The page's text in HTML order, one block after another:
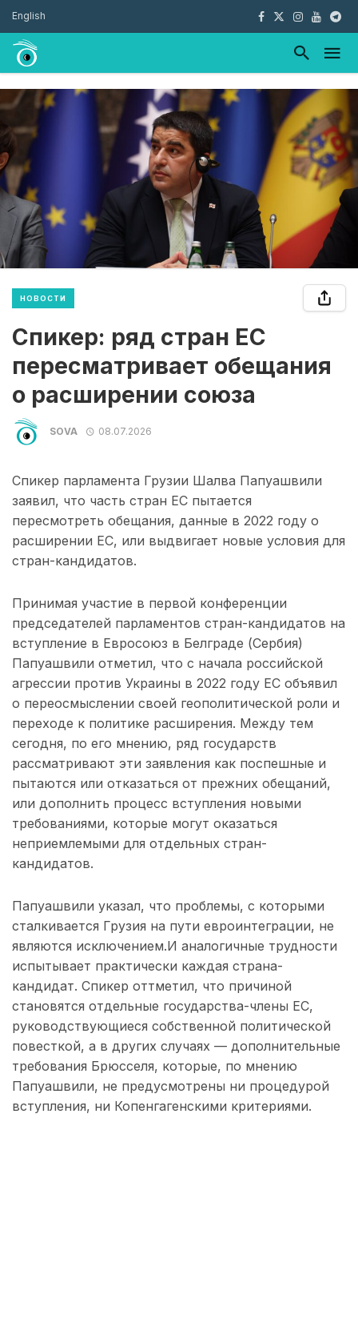
English
НОВОСТИ
Спикер: ряд стран ЕС
пересматривает обещания
о расширении союза
SOVA 08.07.2026
Спикер парламента Грузии Шалва Папуашвили
заявил, что часть стран ЕС пытается
пересмотреть обещания, данные в 2022 году о
расширении ЕС, или выдвигает новые условия для
стран-кандидатов.
Принимая участие в первой конференции
председателей парламентов стран-кандидатов на
вступление в Евросоюз в Белграде (Сербия)
Папуашвили отметил, что с начала российской
агрессии против Украины в 2022 году ЕС объявил
о переосмыслении своей геополитической роли и
переходе к политике расширения. Между тем
сегодня, по его мнению, ряд государств
рассматривают эти заявления как поспешные и
пытаются или отказаться от прежних обещаний,
или дополнить процесс вступления новыми
требованиями, которые могут оказаться
неприемлемыми для отдельных стран-
кандидатов.
Папуашвили указал, что проблемы, с которыми
сталкивается Грузия на пути евроинтеграции, не
являются исключением.И аналогичные трудности
испытывает практически каждая страна-
кандидат. Спикер оттметил, что причиной
становятся отдельные государства-члены ЕС,
руководствующиеся собственной политической
повесткой, а в других случаях — дополнительные
требования Брюсселя, которые, по мнению
Папуашвили, не предусмотрены ни процедурой
вступления, ни Копенгагенскими критериями.